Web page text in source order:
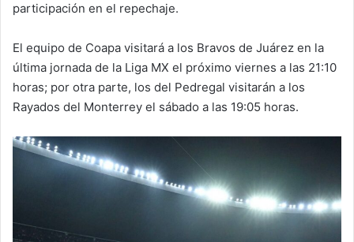
participación en el repechaje.
El equipo de Coapa visitará a los Bravos de Juárez en la
última jornada de la Liga MX el próximo viernes a las 21:10
horas; por otra parte, los del Pedregal visitarán a los
Rayados del Monterrey el sábado a las 19:05 horas.